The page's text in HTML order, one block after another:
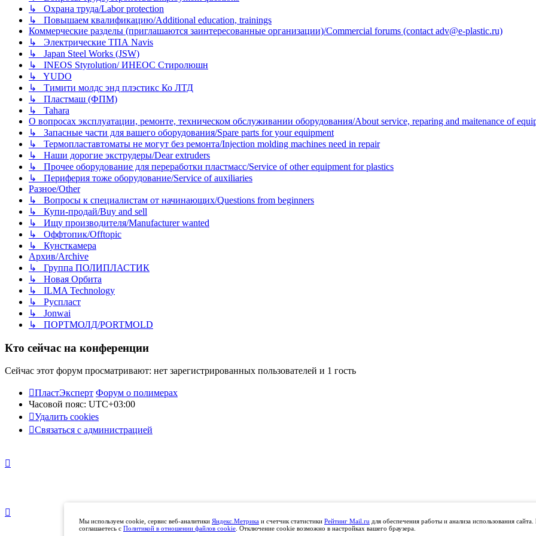
↳ Охрана труда/Labor protection
↳ Повышаем квалификацию/Additional education, trainings
Коммерческие разделы (приглашаются заинтересованные организации)/Commercial forums (contact adv@e-plastic.ru)
↳ Электрические ТПА Navis
↳ Japan Steel Works (JSW)
↳ INEOS Styrolution/ ИНЕОС Стиролюшн
↳ YUDO
↳ Тимити молдс энд плэстикс Ко ЛТД
↳ Пластмаш (ФПМ)
↳ Tahara
О вопросах эксплуатации, ремонте, техническом обслуживании оборудования/About service, reparing and maitenance of
↳ Запасные части для вашего оборудования/Spare parts for your equipment
↳ Термопластавтоматы не могут без ремонта/Injection molding machines need in repair
↳ Наши дорогие экструдеры/Dear extruders
↳ Прочее оборудование для переработки пластмасс/Service of other equipment for plastics
↳ Периферия тоже оборудование/Service of auxiliaries
Разное/Other
↳ Вопросы к специалистам от начинающих/Questions from beginners
↳ Купи-продай/Buy and sell
↳ Ищу производителя/Manufacturer wanted
↳ Оффтопик/Offtopic
↳ Кунсткамера
Архив/Archive
↳ Группа ПОЛИПЛАСТИК
↳ Новая Орбита
↳ ILMA Technology
↳ Руспласт
↳ Jonwai
↳ ПОРТМОЛД/PORTMOLD
Кто сейчас на конференции
Сейчас этот форум просматривают: нет зарегистрированных пользователей и 1 гость
ПластЭксперт Форум о полимерах
Часовой пояс: UTC+03:00
Удалить cookies
Связаться с администрацией
Мы используем cookie, сервис веб-аналитики Яндекс.Метрика и счетчик статистики Рейтинг Mail.ru для обеспечения работы и анализа использования
соглашаетесь с Политикой в отношении файлов cookie . Отключение cookie возможно в настройках вашего браузера.